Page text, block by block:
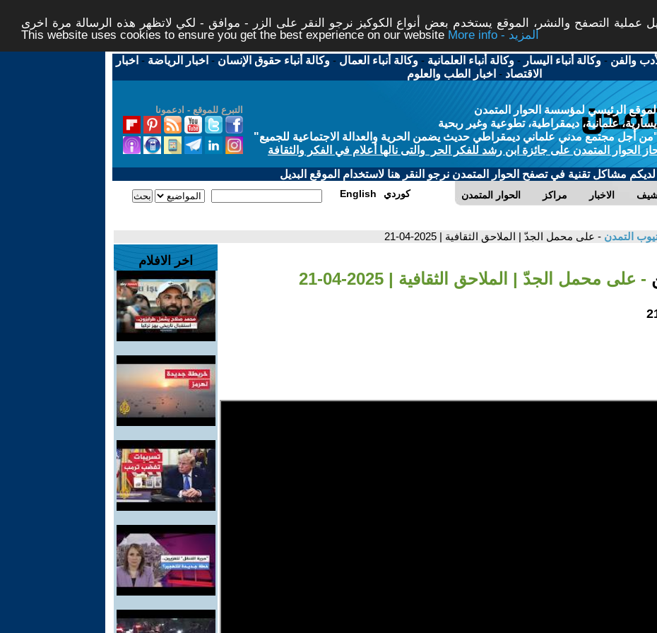
عملية التصفح والنشر، الموقع يستخدم بعض أنواع الكوكيز نرجو النقر على الزر - موافق - لكي لاتظهر هذه الرسالة مرة اخرى -
This website uses cookies to ensure you get the best experience on our website
More info - المزيد
والفن -وكالة أنباء اليسار -وكالة أنباء العلمانية -وكالة أنباء العمال -وكالة أنباء حقوق الإنسان - اخبار الرياضة - اخبار
الاقتصاد - اخبار الطب والعلوم
التبرع للموقع - ادعمونا
الموقع الرئيسي لمؤسسة الحوار المتمدن
علمانية، ديمقراطية، تطوعية وغير ربحية
أجل مجتمع مدني علماني ديمقراطي حديث يضمن الحرية والعدالة الاجتماعية للجميع"
الحوار المتمدن على جائزة ابن رشد للفكر الحر والتى نالها أعلام في الفكر والثقافة
لديكم مشاكل تقنية في تصفح الحوار المتمدن نرجو النقر هنا لاستخدام الموقع البديل
الحوار المتمدن مراكز الاخبار English كوردي
التمدن - على محمل الجدّ | الملاحق الثقافية | 2025-04-21
- على محمل الجدّ | الملاحق الثقافية | 2025-04-21
اخر الافلام